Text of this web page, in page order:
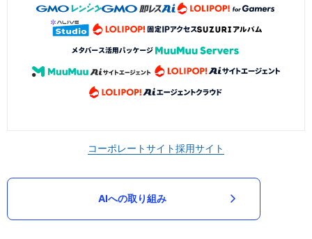
コーポレートサイト採用サイト
AIへの取り組み